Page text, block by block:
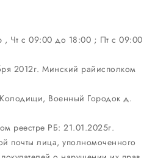
, Чт c 09:00 до 18:00 ; Пт c 09:00
2012г. Минский райисполком
Военный Городок д.
реестре РБ: 21.01.2025г.
почты лица, уполномоченного